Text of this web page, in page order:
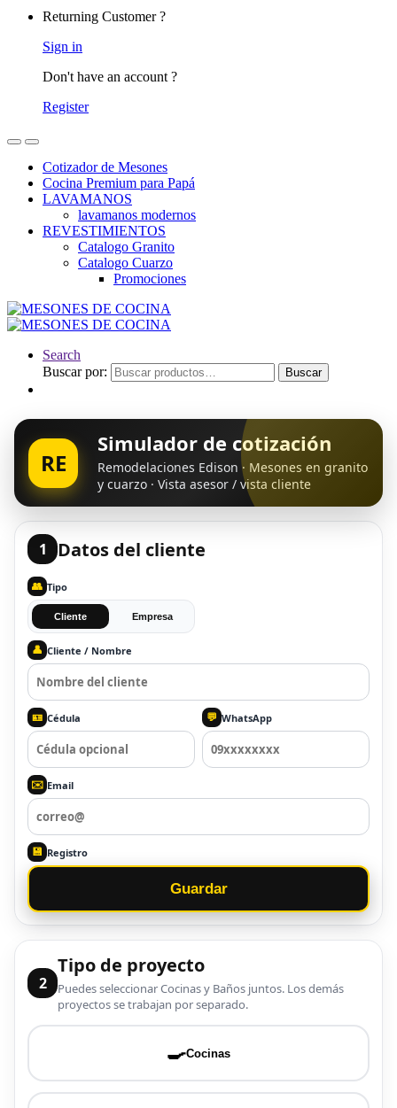
Returning Customer ?
Sign in
Don't have an account ?
Register
Cotizador de Mesones
Cocina Premium para Papá
LAVAMANOS
lavamanos modernos
REVESTIMIENTOS
Catalogo Granito
Catalogo Cuarzo
Promociones
Search
Buscar por:
Buscar
RE
Simulador de cotización
Remodelaciones Edison · Mesones en granito
y cuarzo · Vista asesor / vista cliente
1 Datos del cliente
👥 Tipo
Cliente Empresa
👤 Cliente / Nombre
🪪 Cédula 💬 WhatsApp
✉️ Email
💾 Registro
Guardar
2
Tipo de proyecto
Puedes seleccionar Cocinas y Baños juntos. Los demás
proyectos se trabajan por separado.
🍳Cocinas